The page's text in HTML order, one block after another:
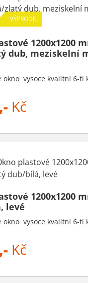
VÝPRODEJ
1200x1200
dub, meziskelní
okno vysoce kvalitní 6-ti
Kč
1200x1200
levé
okno vysoce kvalitní 6-ti
Kč